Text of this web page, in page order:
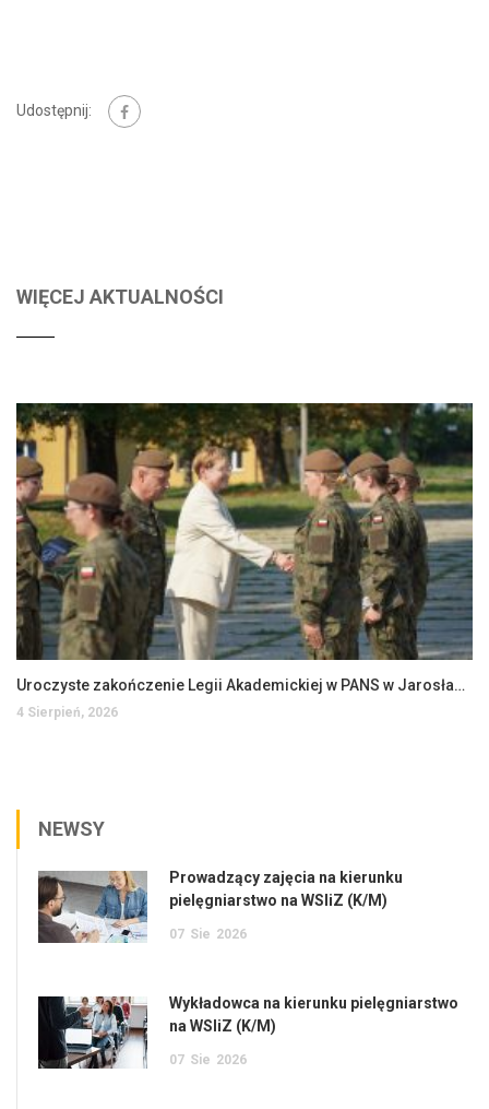
Udostępnij:
WIĘCEJ AKTUALNOŚCI
Uroczyste zakończenie Legii Akademickiej w PANS w Jarosławiu
4 Sierpień, 2026
NEWSY
Prowadzący zajęcia na kierunku
pielęgniarstwo na WSIiZ (K/M)
07 Sie 2026
Wykładowca na kierunku pielęgniarstwo
na WSIiZ (K/M)
07 Sie 2026